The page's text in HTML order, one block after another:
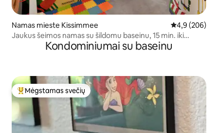
Namas mieste Kissimmee Vidutinis
4,9 (206)
Jaukus šeimos namas su šildomu baseinu, 15 min. iki
DisneilendoKondominiumai su baseinu
Svečių mėgstamiausias
Mėgstamas svečių